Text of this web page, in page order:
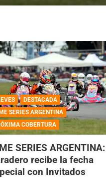
DESTACADA
SERIES ARGENTINA
COBERTURA
SERIES ARGENTINA:
recibe la fecha
con Invitados